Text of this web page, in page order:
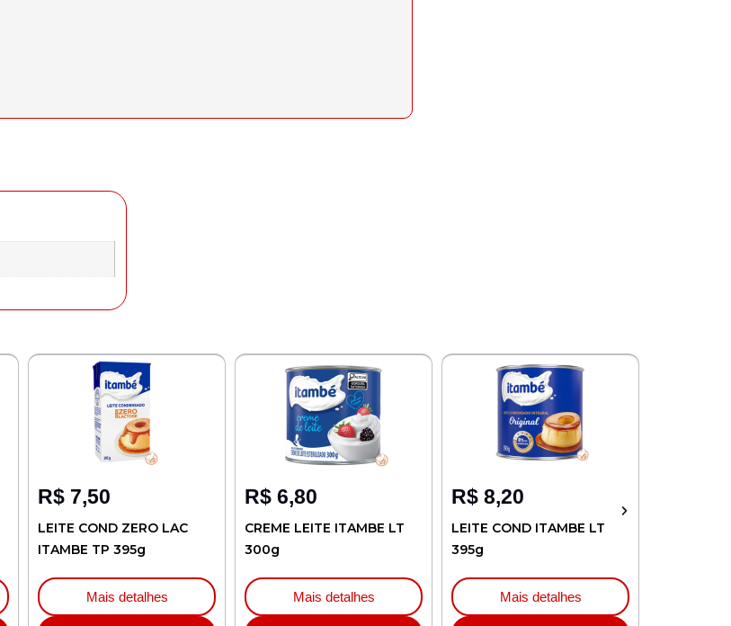
R$ 7,50
LEITE COND ZERO LAC
ITAMBE TP 395g
Mais detalhes
R$ 6,80
CREME LEITE ITAMBE LT
300g
Mais detalhes
R$ 8,20
LEITE COND ITAMBE LT
395g
Mais detalhes